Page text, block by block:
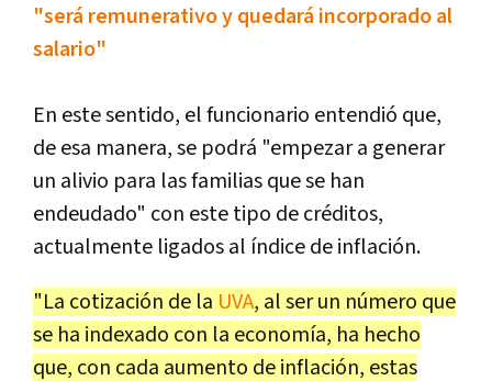
"será remunerativo y quedará incorporado al
salario"
En este sentido, el funcionario entendió que,
de esa manera, se podrá "empezar a generar
un alivio para las familias que se han
endeudado" con este tipo de créditos,
actualmente ligados al índice de inflación.
"La cotización de la UVA, al ser un número que
se ha indexado con la economía, ha hecho
que, con cada aumento de inflación, estas